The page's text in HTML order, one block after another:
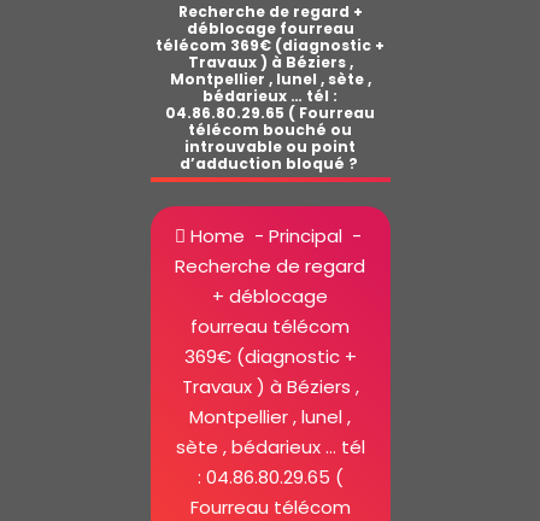
Recherche de regard +
déblocage fourreau
télécom 369€ (diagnostic +
Travaux ) à Béziers ,
Montpellier , lunel , sète ,
bédarieux … tél :
04.86.80.29.65 ( Fourreau
télécom bouché ou
introuvable ou point
d’adduction bloqué ?
Home - Principal-
Recherche de regard
+ déblocage
fourreau télécom
369€ (diagnostic +
Travaux ) à Béziers ,
Montpellier , lunel ,
sète , bédarieux … tél
: 04.86.80.29.65 (
Fourreau télécom